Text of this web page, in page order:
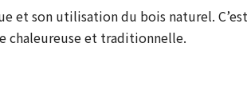
et son utilisation du bois naturel. C’est
chaleureuse et traditionnelle.